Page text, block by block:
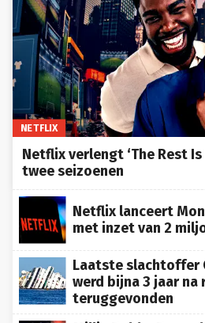
NETFLIX
Netflix verlengt ‘The Rest
twee seizoenen
Netflix lanceert
met inzet van 2
Laatste slachtoffer
werd bijna 3 jaar na
teruggevonden